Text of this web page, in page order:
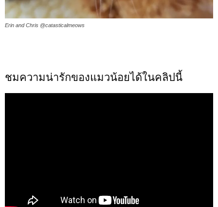
Erin and Chris @catasticalmeows
ชมความน่ารักของแมวน้อยได้ในคลิปนี้